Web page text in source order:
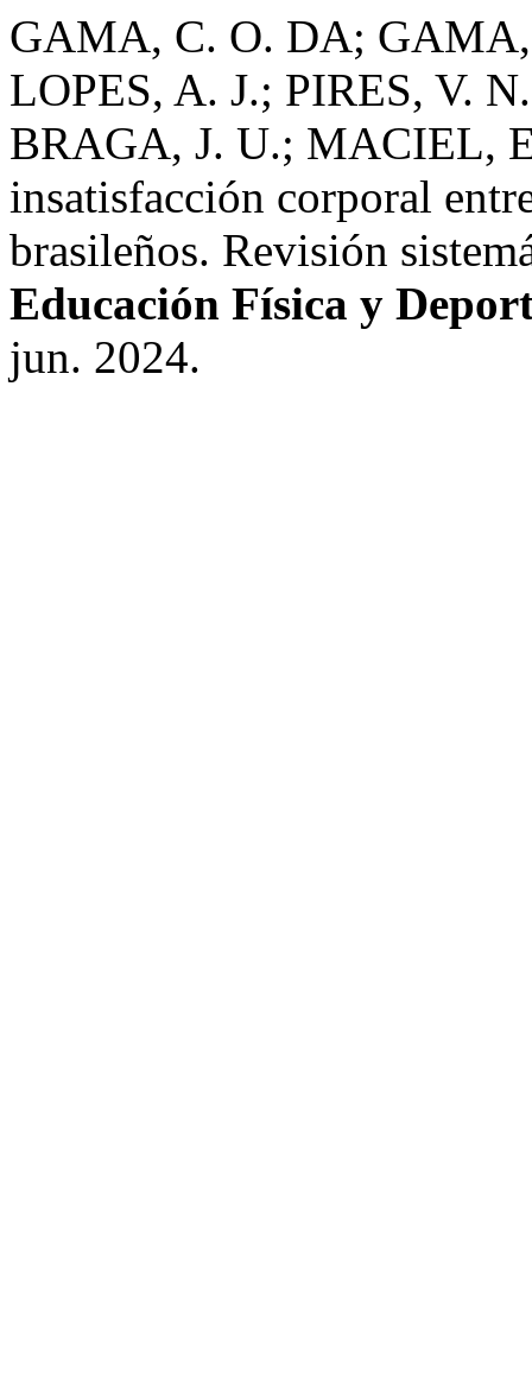
GAMA, C. O. DA;
LOPES, A. J.; PIRES, V.
BRAGA, J. U.; MACIEL,
insatisfacción corporal
brasileños. Revisión
Educación Física y
jun. 2024.